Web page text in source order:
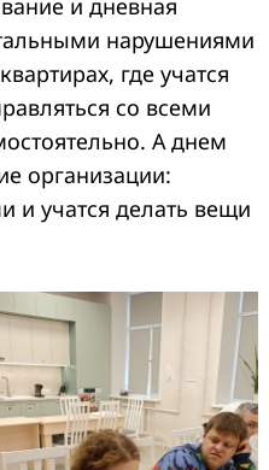
нарушениями
где учатся
со всеми
А днем
организации:
и учатся делать вещи